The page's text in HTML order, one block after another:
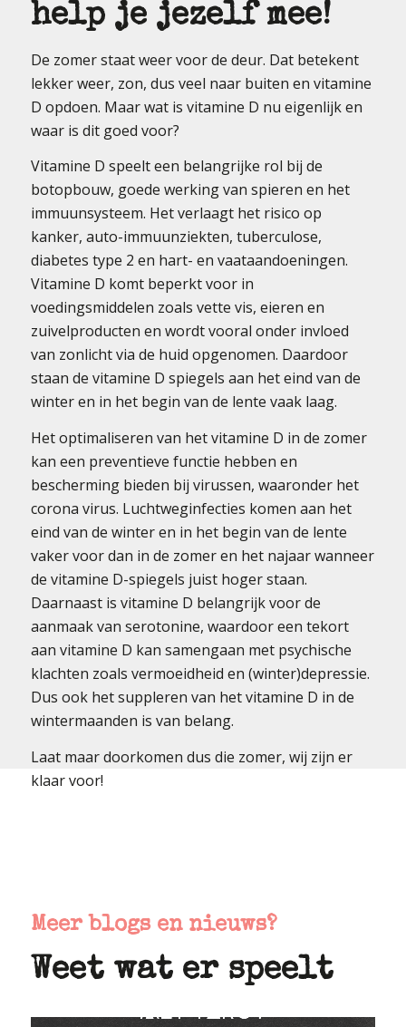
help je jezelf mee!
De zomer staat weer voor de deur. Dat betekent
lekker weer, zon, dus veel naar buiten en vitamine
D opdoen. Maar wat is vitamine D nu eigenlijk en
waar is dit goed voor?
Vitamine D speelt een belangrijke rol bij de
botopbouw, goede werking van spieren en het
immuunsysteem. Het verlaagt het risico op
kanker, auto-immuunziekten, tuberculose,
diabetes type 2 en hart- en vaataandoeningen.
Vitamine D komt beperkt voor in
voedingsmiddelen zoals vette vis, eieren en
zuivelproducten en wordt vooral onder invloed
van zonlicht via de huid opgenomen. Daardoor
staan de vitamine D spiegels aan het eind van de
winter en in het begin van de lente vaak laag.
Het optimaliseren van het vitamine D in de zomer
kan een preventieve functie hebben en
bescherming bieden bij virussen, waaronder het
corona virus. Luchtweginfecties komen aan het
eind van de winter en in het begin van de lente
vaker voor dan in de zomer en het najaar wanneer
de vitamine D-spiegels juist hoger staan.
Daarnaast is vitamine D belangrijk voor de
aanmaak van serotonine, waardoor een tekort
aan vitamine D kan samengaan met psychische
klachten zoals vermoeidheid en (winter)depressie.
Dus ook het suppleren van het vitamine D in de
wintermaanden is van belang.
Laat maar doorkomen dus die zomer, wij zijn er
klaar voor!
Meer blogs en nieuws?
Weet wat er speelt